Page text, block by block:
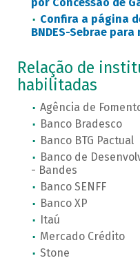
por Concessão de
Confira a página
BNDES-Sebrae
Relação de
habilitadas
Agência de
Banco Bradesco
Banco BTG Pactual
Banco de
- Bandes
Banco SENFF
Banco XP
Itaú
Mercado Crédito
Stone